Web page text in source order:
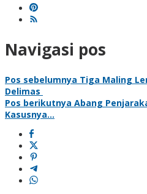
Navigasi pos
Pos sebelumnya Tiga Maling
Delimas
Pos berikutnya Abang
Kasusnya…